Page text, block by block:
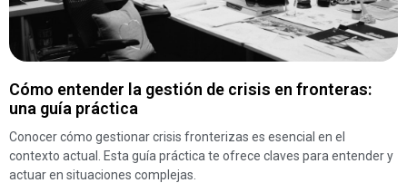
Cómo entender la gestión de crisis en fronteras:
una guía práctica
Conocer cómo gestionar crisis fronterizas es esencial en el
contexto actual. Esta guía práctica te ofrece claves para entender y
actuar en situaciones complejas.